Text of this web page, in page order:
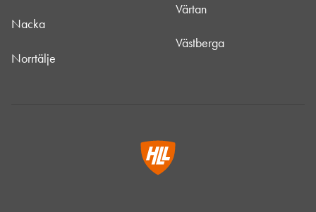
Nacka
Norrtälje
Värtan
Västberga